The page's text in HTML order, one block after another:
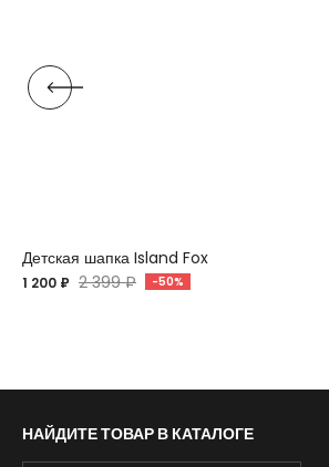
Детская шапка Island Fox
1 200 ₽ 2 399 ₽ -50%
НАЙДИТЕ ТОВАР В КАТАЛОГЕ